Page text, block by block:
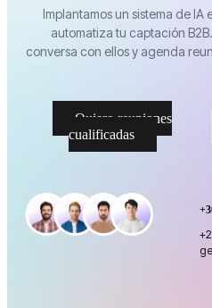
Implantamos un sistema de
automatiza tu captación
conversa con ellos y agenda
Quiero reuniones
cualificadas